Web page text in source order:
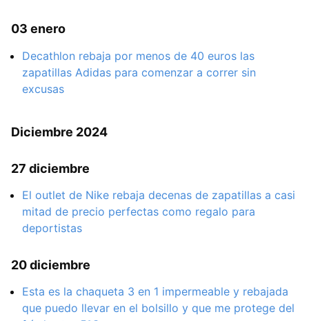
03 enero
Decathlon rebaja por menos de 40 euros las
zapatillas Adidas para comenzar a correr sin
excusas
Diciembre 2024
27 diciembre
El outlet de Nike rebaja decenas de zapatillas a casi
mitad de precio perfectas como regalo para
deportistas
20 diciembre
Esta es la chaqueta 3 en 1 impermeable y rebajada
que puedo llevar en el bolsillo y que me protege del